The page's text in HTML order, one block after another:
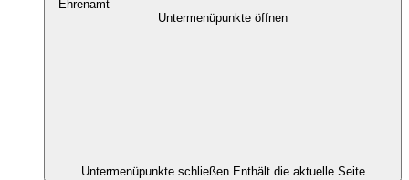
Ehrenamt
Untermenüpunkte öffnen
Untermenüpunkte schließen Enthält die aktuelle Seite